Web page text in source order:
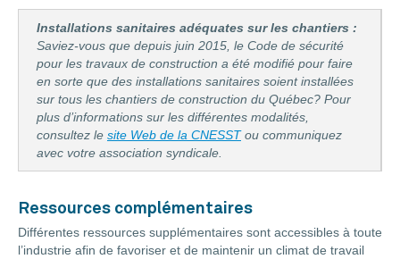
Installations sanitaires adéquates sur les chantiers :
Saviez-vous que depuis juin 2015, le Code de sécurité
pour les travaux de construction a été modifié pour faire
en sorte que des installations sanitaires soient installées
sur tous les chantiers de construction du Québec? Pour
plus d’informations sur les différentes modalités,
consultez le site Web de la CNESSTou communiquez
avec votre association syndicale.
Ressources complémentaires
Différentes ressources supplémentaires sont accessibles à toute
l’industrie afin de favoriser et de maintenir un climat de travail